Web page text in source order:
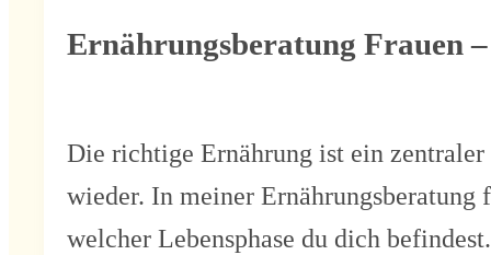
Ernährungsberatung Frauen
Die richtige Ernährung ist ein
wieder. In meiner
welcher Lebensphase du dich befindest.